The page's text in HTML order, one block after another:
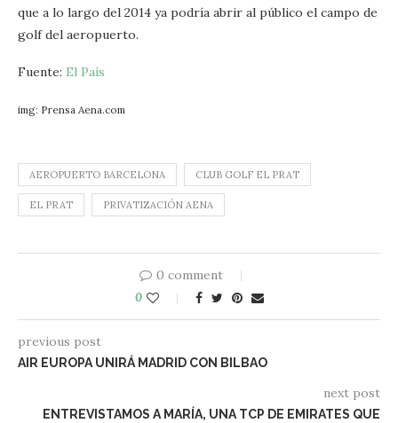
que a lo largo del 2014 ya podría abrir al público el campo de
golf del aeropuerto.
Fuente: El País
img: Prensa Aena.com
AEROPUERTO BARCELONA CLUB GOLF EL PRAT
EL PRAT PRIVATIZACIÓN AENA
0 comment
0
previous post
AIR EUROPA UNIRÁ MADRID CON BILBAO
next post
ENTREVISTAMOS A MARÍA, UNA TCP DE EMIRATES QUE